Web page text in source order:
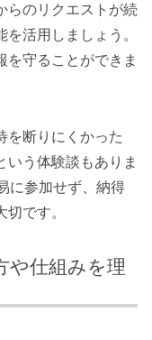
らのリクエストが続
活用しましょう。
を守ることができま
を断りにくかった
いう体験談もありま
に参加せず、納得
です。
や仕組みを理